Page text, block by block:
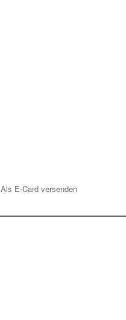
Als E-Card versenden